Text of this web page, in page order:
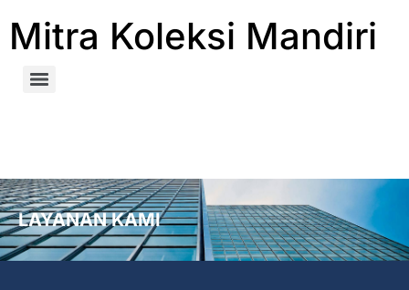
Mitra Koleksi Mandiri
LAYANAN KAMI